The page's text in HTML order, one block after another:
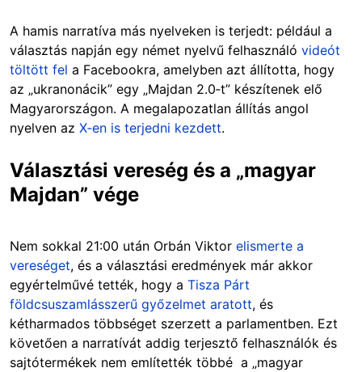
A hamis narratíva más nyelveken is terjedt: például a
választás napján egy német nyelvű felhasználó videót
töltött fel a Facebookra, amelyben azt állította, hogy
az „ukranonácik” egy „Majdan 2.0‑t” készítenek elő
Magyarországon. A megalapozatlan állítás angol
nyelven az X‑en is terjedni kezdett.
Választási vereség és a „magyar
Majdan” vége
Nem sokkal 21:00 után Orbán Viktor elismerte a
vereséget, és a választási eredmények már akkor
egyértelművé tették, hogy a Tisza Párt
földcsuszamlásszerű győzelmet aratott, és
kétharmados többséget szerzett a parlamentben. Ezt
követően a narratívát addig terjesztő felhasználók és
sajtótermékek nem említették többé a „magyar